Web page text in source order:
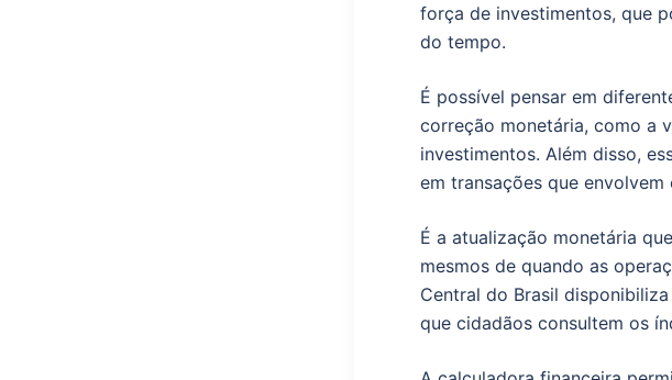
força de investimentos, que
do tempo.
É possível pensar em
correção monetária, como a
investimentos. Além disso,
em transações que
É a atualização monetária
mesmos de quando as
Central do Brasil
que cidadãos consultem os